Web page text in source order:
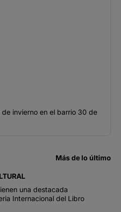
invierno en el barrio 30 de
Más de lo último
una destacada
Internacional del Libro